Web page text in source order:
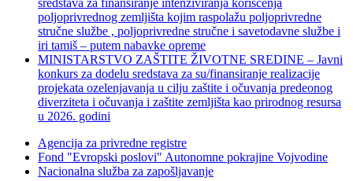
poljoprivrednog zemljišta kojim raspolažu poljoprivredne
stručne službe , poljoprivredne stručne i savetodavne službe i
iri tamiš ‒ putem nabavke opreme
MINISTARSTVO ZAŠTITE ŽIVOTNE SREDINE – Javni
konkurs za dodelu sredstava za su/finansiranje realizacije
projekata ozelenjavanja u cilju zaštite i očuvanja predeonog
diverziteta i očuvanja i zaštite zemljišta kao prirodnog resursa
u 2026. godini
Agencija za privredne registre
Fond "Evropski poslovi" Autonomne pokrajine Vojvodine
Nacionalna služba za zapošljavanje